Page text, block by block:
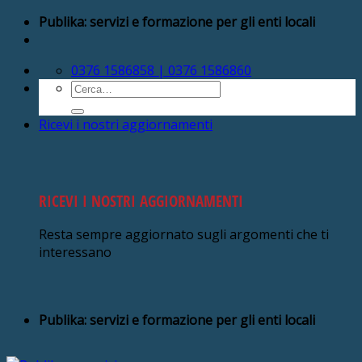
Salta Publika: servizi e formazione per gli enti locali
0376 1586858 | 0376 1586860
Cerca:
Ricevi i nostri aggiornamenti
RICEVI I NOSTRI AGGIORNAMENTI
Resta sempre aggiornato sugli argomenti che ti
interessano
Publika: servizi e formazione per gli enti locali